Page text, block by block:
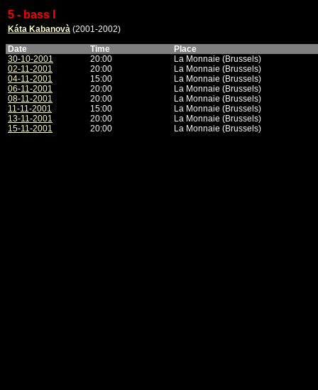
5 - bass I
Káta Kabanovà (2001-2002)
Date
Time
Place
30-10-2001
20:00
La Monnaie (Brussels)
02-11-2001
20:00
La Monnaie (Brussels)
04-11-2001
15:00
La Monnaie (Brussels)
06-11-2001
20:00
La Monnaie (Brussels)
08-11-2001
20:00
La Monnaie (Brussels)
11-11-2001
15:00
La Monnaie (Brussels)
13-11-2001
20:00
La Monnaie (Brussels)
15-11-2001
20:00 La Monnaie (Brussels)